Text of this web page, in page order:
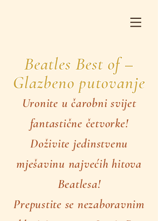
Beatles Best of –
Glazbeno putovanje
Uronite u čarobni svijet
fantastične četvorke!
Doživite jedinstvenu
mješavinu najvećih hitova
Beatlesa!
Prepustite se nezaboravnim